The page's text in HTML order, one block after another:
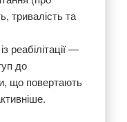
тривалість та
реабілітації —
до
що повертають